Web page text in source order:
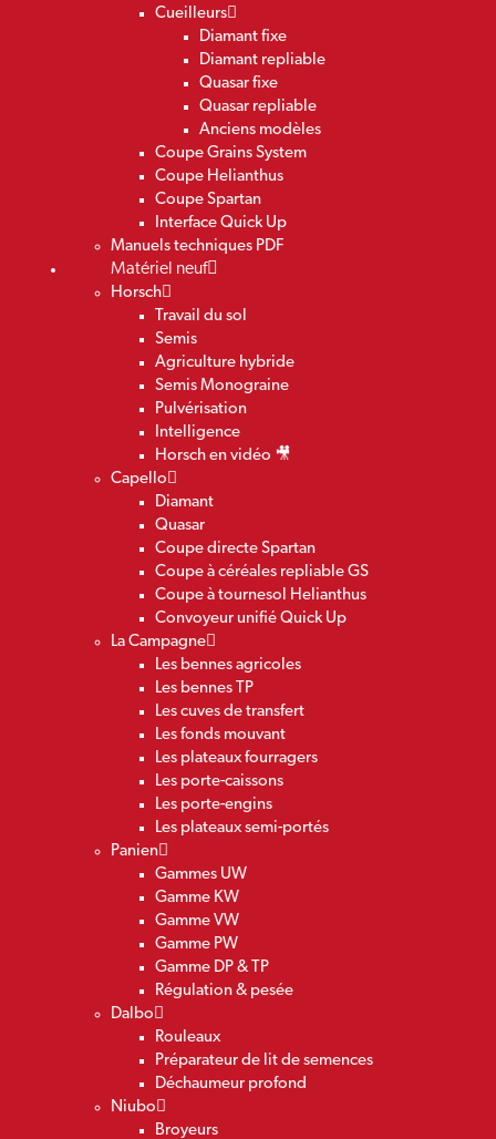
Cueilleurs
Diamant fixe
Diamant repliable
Quasar fixe
Quasar repliable
Anciens modèles
Coupe Grains System
Coupe Helianthus
Coupe Spartan
Interface Quick Up
Manuels techniques PDF
Matériel neuf
Horsch
Travail du sol
Semis
Agriculture hybride
Semis Monograine
Pulvérisation
Intelligence
Horsch en vidéo 🎥
Capello
Diamant
Quasar
Coupe directe Spartan
Coupe à céréales repliable GS
Coupe à tournesol Helianthus
Convoyeur unifié Quick Up
La Campagne
Les bennes agricoles
Les bennes TP
Les cuves de transfert
Les fonds mouvant
Les plateaux fourragers
Les porte-caissons
Les porte-engins
Les plateaux semi-portés
Panien
Gammes UW
Gamme KW
Gamme VW
Gamme PW
Gamme DP & TP
Régulation & pesée
Dalbo
Rouleaux
Préparateur de lit de semences
Déchaumeur profond
Niubo
Broyeurs